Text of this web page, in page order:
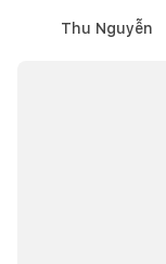
Thu Nguyễn